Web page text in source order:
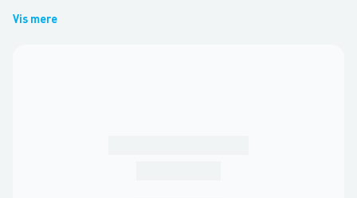
Vis mere